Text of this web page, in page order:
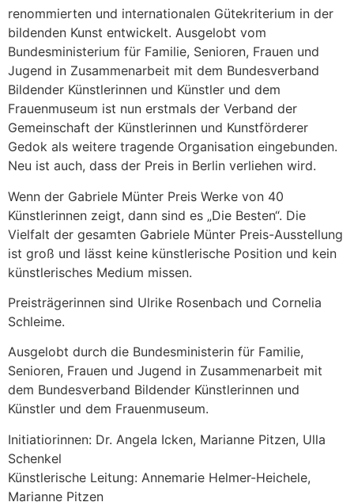
renommierten und internationalen Gütekriterium in der
bildenden Kunst entwickelt. Ausgelobt vom
Bundesministerium für Familie, Senioren, Frauen und
Jugend in Zusammenarbeit mit dem Bundesverband
Bildender Künstlerinnen und Künstler und dem
Frauenmuseum ist nun erstmals der Verband der
Gemeinschaft der Künstlerinnen und Kunstförderer
Gedok als weitere tragende Organisation eingebunden.
Neu ist auch, dass der Preis in Berlin verliehen wird.
Wenn der Gabriele Münter Preis Werke von 40
Künstlerinnen zeigt, dann sind es „Die Besten“. Die
Vielfalt der gesamten Gabriele Münter Preis-Ausstellung
ist groß und lässt keine künstlerische Position und kein
künstlerisches Medium missen.
Preisträgerinnen sind Ulrike Rosenbach und Cornelia
Schleime.
Ausgelobt durch die Bundesministerin für Familie,
Senioren, Frauen und Jugend in Zusammenarbeit mit
dem Bundesverband Bildender Künstlerinnen und
Künstler und dem Frauenmuseum.
Initiatiorinnen: Dr. Angela Icken, Marianne Pitzen, Ulla
Schenkel
Künstlerische Leitung: Annemarie Helmer-Heichele,
Marianne Pitzen